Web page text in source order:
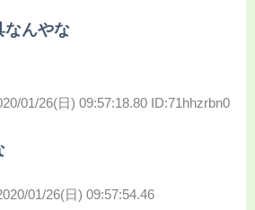
なんやな
01/26(日) 09:57:18.80 ID:71hhzrbn0
01/26(日) 09:57:54.46